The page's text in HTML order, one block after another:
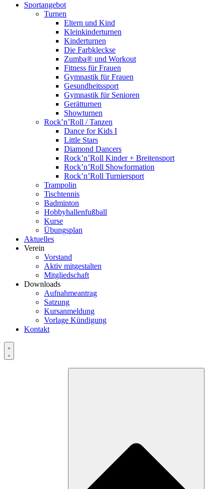
Sportangebot
Turnen
Eltern und Kind
Kleinkinderturnen
Kinderturnen
Die Farbkleckse
Zumba® und Workout
Fitness für Frauen
Gymnastik für Frauen
Gesundheitssport
Gymnastik für Senioren
Gerätturnen
Showturnen
Rock’n’Roll / Tanzen
Dance for Kids I
Little Stars
Diamond Dancers
Rock’n’Roll Kinder + Breitensport
Rock’n’Roll Showformation
Rock’n’Roll Turniersport
Trampolin
Tischtennis
Badminton
Hobbyhallenfußball
Kurse
Übungsplan
Aktuelles
Verein
Vorstand
Aktiv mitgestalten
Mitgliedschaft
Downloads
Aufnahmeantrag
Satzung
Kursanmeldung
Vorlage Kündigung
Kontakt